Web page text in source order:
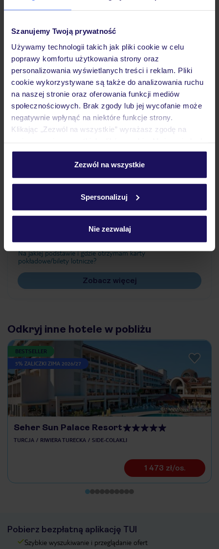
Szanujemy Twoją prywatność
Używamy technologii takich jak pliki cookie w celu
poprawy komfortu użytkowania strony oraz
personalizowania wyświetlanych treści i reklam. Pliki
cookie wykorzystywane są także do analizowania ruchu
na naszej stronie oraz oferowania funkcji mediów
społecznościowych. Brak zgody lub jej wycofanie może
negatywnie wpłynąć na niektóre funkcje strony.
Klikając „Zezwól na wszystkie” wyrażasz zgodę na
personalizować swój wybór wchodząc w zakładkę
Szczegółowe informacje o plikach cookie znajdziesz
Zezwól na wszystkie
Spersonalizuj
Nie zezwalaj
Pokoje
Wyżywienie
Atrakcje
Ważne informacje
Często zadawane pytania
Jak zmienić uczestników/osobę zgłaszającą?
Czy w Hotelu będzie przedstawiciel TUI?
Na jakiej podstawie i gdzie otrzymam karty
pokładowe/bilety lotnicze?
Zobacz więcej
Odkryj inne hotele w pobliżu
BESTSELLER
5% ZALICZKI ZIMA 2026/27
Seher Sun Palace Resort
TURCJA RIWIERA TURECKA SIDE-COLAKLI
1 473 zł/os.
Pobierz bezpłatną aplikację TUI
Szybkie wyszukiwanie i przeglądanie ofert